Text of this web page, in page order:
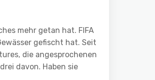
mehr getan hat. FIFA
gefischt hat. Seit
die angesprochenen
davon. Haben sie